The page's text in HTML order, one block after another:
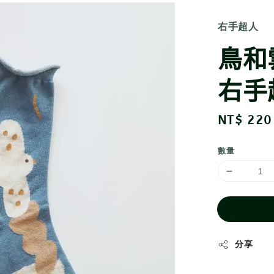
右手超人
鳥
右
Regular
NT$ 220
數量
分享